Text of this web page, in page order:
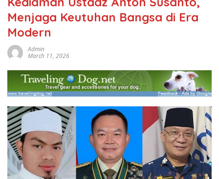
Menjaga Keutuhan Bangsa di Era
Modern
Admin
March 11, 2026